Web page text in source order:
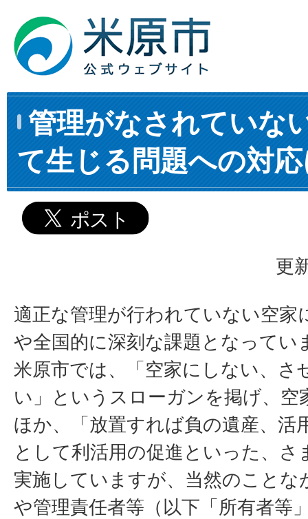
管理がなされていな
て生じる問題への対
更
適正な管理が行われていない空家
や全国的に深刻な課題となってい
米原市では、「空家にしない、さ
い」というスローガンを掲げ、空
ほか、「放置すれば負の遺産、活
として利活用の促進といった、さ
実施していますが、当然のことな
や管理責任者等（以下「所有者等